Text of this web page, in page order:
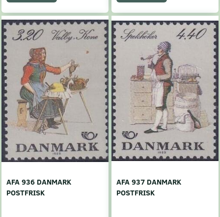
AFA 936 DANMARK
POSTFRISK
AFA 937 DANMARK
POSTFRISK